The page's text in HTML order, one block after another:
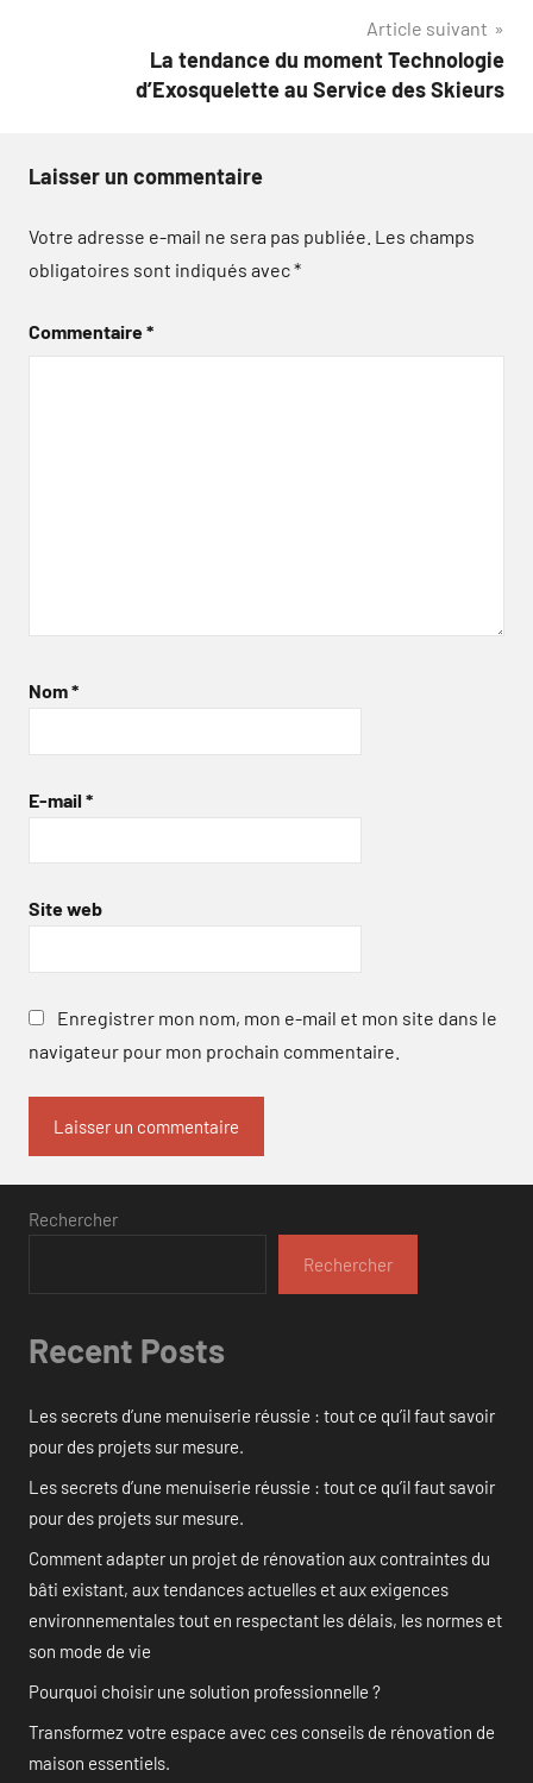
Article suivant
La tendance du moment Technologie
d’Exosquelette au Service des Skieurs
Laisser un commentaire
Votre adresse e-mail ne sera pas publiée. Les champs
obligatoires sont indiqués avec*
Commentaire*
Nom*
E-mail *
Site web
Enregistrer mon nom, mon e-mail et mon site dans le
navigateur pour mon prochain commentaire.
Rechercher
Rechercher
Recent Posts
Les secrets d’une menuiserie réussie : tout ce qu’il faut savoir
pour des projets sur mesure.
Les secrets d’une menuiserie réussie : tout ce qu’il faut savoir
pour des projets sur mesure.
Comment adapter un projet de rénovation aux contraintes du
bâti existant, aux tendances actuelles et aux exigences
environnementales tout en respectant les délais, les normes et
son mode de vie
Pourquoi choisir une solution professionnelle ?
Transformez votre espace avec ces conseils de rénovation de
maison essentiels.